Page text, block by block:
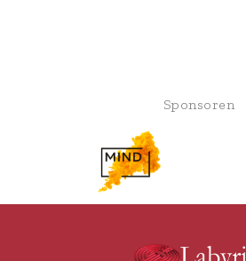
Sponsoren